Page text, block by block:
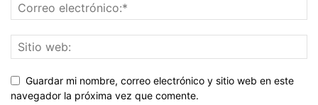
Guardar mi nombre, correo electrónico y sitio web en este
navegador la próxima vez que comente.